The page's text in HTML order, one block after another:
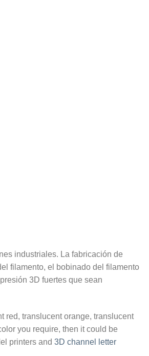
industriales. La fabricación de
filamento, el bobinado del filamento
3D fuertes que sean
red, translucent orange, translucent
you require, then it could be
printers and 3D channel letter